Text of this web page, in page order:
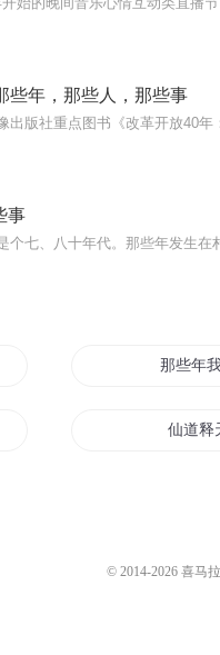
些年，那些人，那些事
出版社重点图书《改革开放40年
事
那些年
仙道释
© 2014-2026 喜马